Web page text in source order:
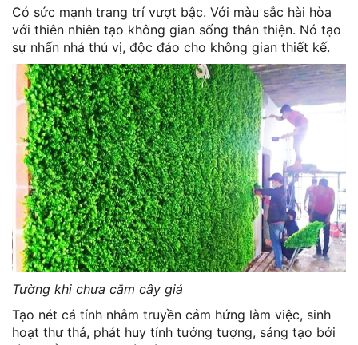
Có sức mạnh trang trí vượt bậc. Với màu sắc hài hòa
với thiên nhiên tạo không gian sống thân thiện. Nó tạo
sự nhấn nhá thú vị, độc đáo cho không gian thiết kế.
Tường khi chưa cắm cây giả
Tạo nét cá tính nhằm truyền cảm hứng làm việc, sinh
hoạt thư thả, phát huy tính tưởng tượng, sáng tạo bởi